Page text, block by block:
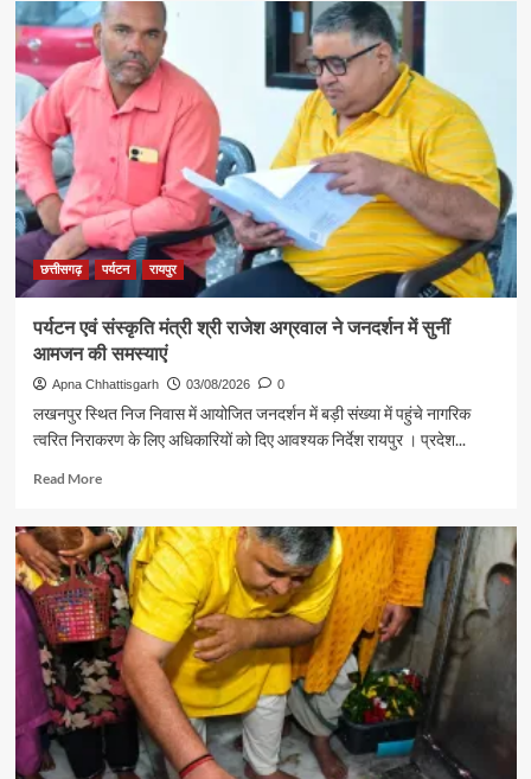
के
दर्शन
के
लिए
रवाना
रजत
पदक
विजेता
ज्ञानेश्वरी
यादव
शिक्षा
मंत्री
गजेंद्र
यादव
ने
की
छत्तीसगढ़ पर्यटन रायपुर
पर्यटन एवं संस्कृति मंत्री श्री राजेश अग्रवाल ने जनदर्शन में सुनीं
आमजन की समस्याएं
Apna Chhattisgarh 03/08/2026 0
लखनपुर स्थित निज निवास में आयोजित जनदर्शन में बड़ी संख्या में पहुंचे नागरिक
त्वरित निराकरण के लिए अधिकारियों को दिए आवश्यक निर्देश रायपुर । प्रदेश...
Read MoreRead
पर्यटन
एवं
संस्कृति
मंत्री
श्री
राजेश
अग्रवाल
ने
जनदर्शन
सुनीं